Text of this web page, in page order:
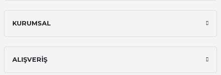
KURUMSAL
ALIŞVERİŞ